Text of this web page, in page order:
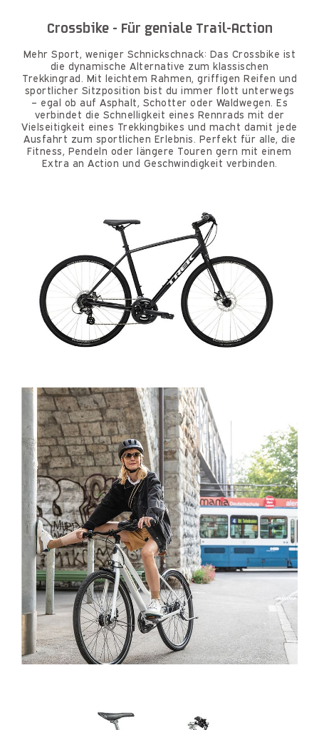
Crossbike - Für geniale Trail-Action
Mehr Sport, weniger Schnickschnack: Das Crossbike ist
die dynamische Alternative zum klassischen
Trekkingrad. Mit leichtem Rahmen, griffigen Reifen und
sportlicher Sitzposition bist du immer flott unterwegs
– egal ob auf Asphalt, Schotter oder Waldwegen. Es
verbindet die Schnelligkeit eines Rennrads mit der
Vielseitigkeit eines Trekkingbikes und macht damit jede
Ausfahrt zum sportlichen Erlebnis. Perfekt für alle, die
Fitness, Pendeln oder längere Touren gern mit einem
Extra an Action und Geschwindigkeit verbinden.